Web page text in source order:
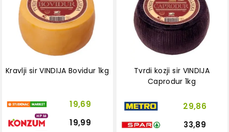
Kravlji sir VINDIJA Bovidur 1kg
19,69
HPM
19,99
Tvrdi kozji sir VINDIJA
Caprodur 1kg
29,86
33,89